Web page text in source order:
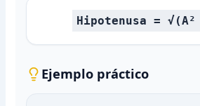
Hipotenusa = √(A²
Ejemplo práctico